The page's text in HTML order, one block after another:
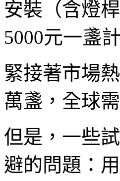
安裝（含燈
5000元一盞
緊接著市場
萬盞，全球
但是，一些
避的問題：